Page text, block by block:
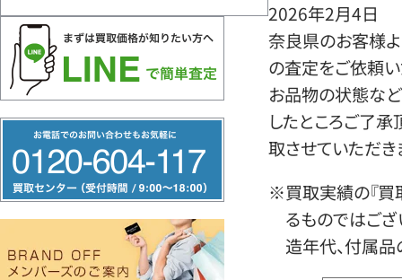
リ
ー
ヤ
2026年2月4日
奈良県のお客様よ
の査定をご依頼い
お品物の状態など
したところご了
取させていただき
※買取実績の『買
るものではござ
造年代、付属品